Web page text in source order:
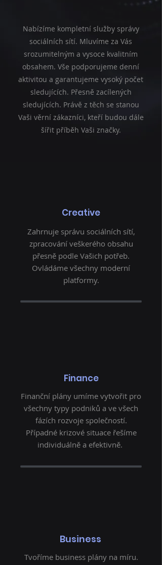
Nabízíme kompletní služby správy
sociálních sítí. Mluvíme za Vás
srozumitelným a vysoce kvalitním
obsahem. Vše podporujeme denní
aktivitou a garantujeme vysoký počet
sledujících. Přesně zacílených
sledujících. Právě z těch se stanou
Vaši věrní zákazníci, kteří budou dále
šířit příběh Vaši značky.
Creative
Zahrnuje správu sociálních sítí,
zpracování veškerého obsahu
přesně podle Vašich potřeb.
Ovládáme všechny moderní
platformy.
Finance
Finanční plány umíme vytvořit pro
všechny typy podniků a ve všech
fázích rozvoje společností.
Případné krizové situace řešíme
individuálně a efektivně.
Business
Tvoříme business plány na míru.